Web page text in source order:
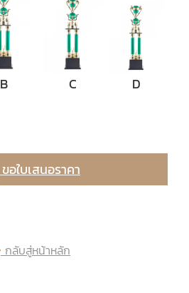
B C D
ขอใบเสนอราคา
กลับสู่หน้าหลัก